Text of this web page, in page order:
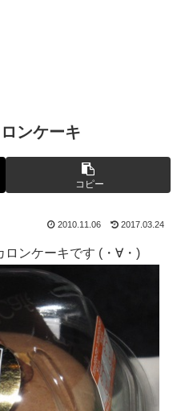
ンケーキ
コピー
2010.11.06 2017.03.24
ロンケーキです (・∀・)